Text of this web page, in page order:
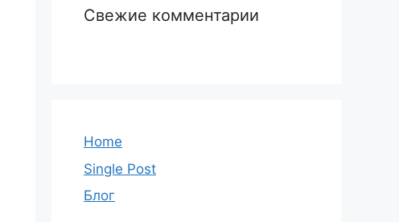
Свежие комментарии
Home
Single Post
Блог